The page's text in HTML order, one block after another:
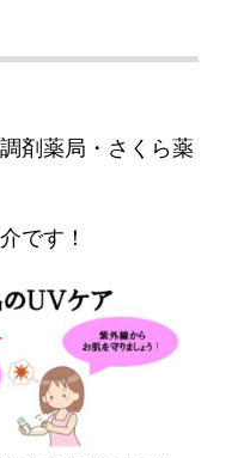
剤薬局・さくら薬
です！